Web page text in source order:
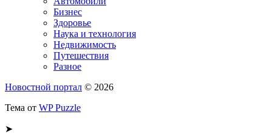
Бизнес
Здоровье
Наука и технология
Недвижимость
Путешествия
Разное
Новостной портал © 2026
Тема от WP Puzzle
➤